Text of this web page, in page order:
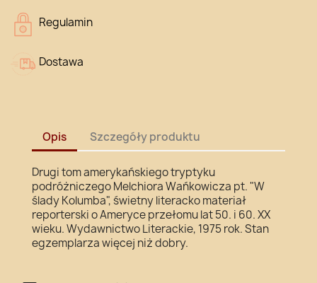
Regulamin
Dostawa
Opis Szczegóły produktu
Drugi tom amerykańskiego tryptyku
podróżniczego Melchiora Wańkowicza pt. "W
ślady Kolumba", świetny literacko materiał
reporterski o Ameryce przełomu lat 50. i 60. XX
wieku. Wydawnictwo Literackie, 1975 rok. Stan
egzemplarza więcej niż dobry.